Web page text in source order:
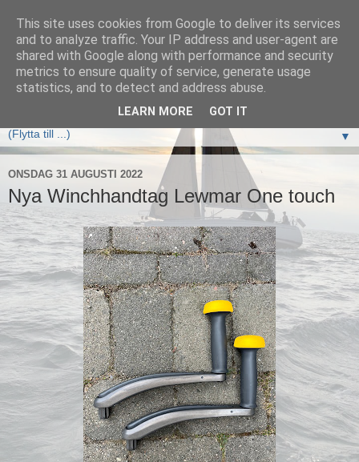
Elan333 Vilja
www.elan333.se - en blogg om båten, seglingar, havet och
allt som hör därtill
▼
ONSDAG 31 AUGUSTI 2022
Nya Winchhandtag Lewmar One touch
This site uses cookies from Google to deliver its services
and to analyze traffic. Your IP address and user-agent are
shared with Google along with performance and security
metrics to ensure quality of service, generate usage
statistics, and to detect and address abuse.
LEARN MORE GOT IT